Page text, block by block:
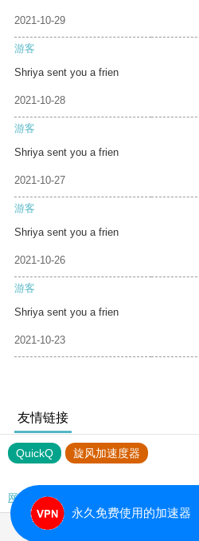
2021-10-29
游客
Shriya sent you a frien
2021-10-28
游客
Shriya sent you a frien
2021-10-27
游客
Shriya sent you a frien
2021-10-26
游客
Shriya sent you a frien
2021-10-23
友情链接
QuickQ 旋风加速度器
网站地图
永久免费使用的加速器